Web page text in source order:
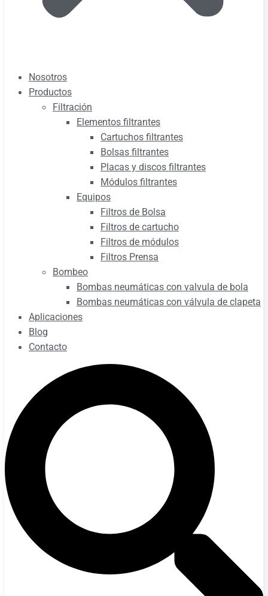
Nosotros
Productos
Filtración
Elementos filtrantes
Cartuchos filtrantes
Bolsas filtrantes
Placas y discos filtrantes
Módulos filtrantes
Equipos
Filtros de Bolsa
Filtros de cartucho
Filtros de módulos
Filtros Prensa
Bombeo
Bombas neumáticas con valvula de bola
Bombas neumáticas con válvula de clapeta
Aplicaciones
Blog
Contacto